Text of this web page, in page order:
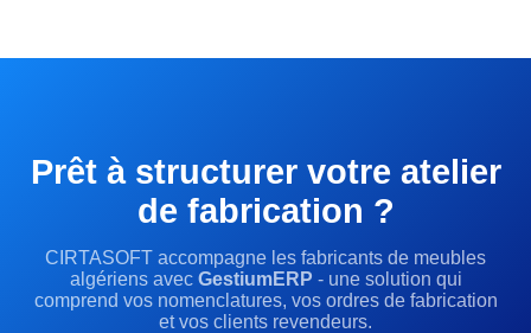
Prêt à structurer votre atelier
de fabrication ?
CIRTASOFT accompagne les fabricants de meubles
algériens avec GestiumERP - une solution qui
comprend vos nomenclatures, vos ordres de fabrication
et vos clients revendeurs.